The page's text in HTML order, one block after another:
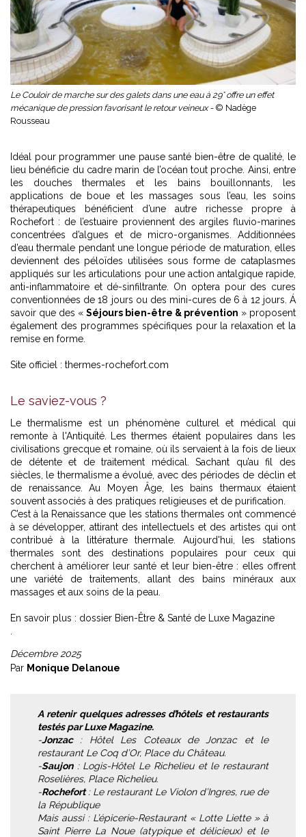
Le Couloir de marche sur des galets dans une eau à 29° offre un effet
mécanique de pression favorisant le retour veineux - © Nadège
Rousseau
Idéal pour programmer une pause santé bien-être de qualité, le
lieu bénéficie du cadre marin de l’océan tout proche. Ainsi, entre
les douches thermales et les bains bouillonnants, les
applications de boue et les massages sous l’eau, les soins
thérapeutiques bénéficient d’une autre richesse propre à
Rochefort : de l’estuaire proviennent des argiles fluvio-marines
concentrées d’algues et de micro-organismes. Additionnées
d’eau thermale pendant une longue période de maturation, elles
deviennent des péloïdes utilisées sous forme de cataplasmes
appliqués sur les articulations pour une action antalgique rapide,
anti-inflammatoire et dé-sinfiltrante. On optera pour des cures
conventionnées de 18 jours ou des mini-cures de 6 à 12 jours. Á
savoir que des « Séjours bien-être & prévention » proposent
également des programmes spécifiques pour la relaxation et la
remise en forme.
Site officiel : thermes-rochefort.com
Le saviez-vous ?
Le thermalisme est un phénomène culturel et médical qui
remonte à l'Antiquité. Les thermes étaient populaires dans les
civilisations grecque et romaine, où ils servaient à la fois de lieux
de détente et de traitement médical. Sachant qu’au fil des
siècles, le thermalisme a évolué, avec des périodes de déclin et
de renaissance. Au Moyen Âge, les bains thermaux étaient
souvent associés à des pratiques religieuses et de purification.
C’est à la Renaissance que les stations thermales ont commencé
à se développer, attirant des intellectuels et des artistes qui ont
contribué à la littérature thermale. Aujourd'hui, les stations
thermales sont des destinations populaires pour ceux qui
cherchent à améliorer leur santé et leur bien-être : elles offrent
une variété de traitements, allant des bains minéraux aux
massages et aux soins de la peau.
En savoir plus : dossier Bien-Être & Santé de Luxe Magazine
Décembre 2025
Par Monique Delanoue
A retenir quelques adresses d’hôtels et restaurants
testés par Luxe Magazine.
-Jonzac: Hôtel Les Coteaux de Jonzac et le
restaurant Le Coq d’Or, Place du Château.
-Saujon: Logis-Hôtel Le Richelieu et le restaurant
Roselières, Place Richelieu.
-Rochefort: Le restaurant Le Violon d’Ingres, rue de
la République
Mais aussi : L’épicerie-Restaurant « Lotte Liette » à
Saint Pierre La Noue (atypique et délicieux) et le